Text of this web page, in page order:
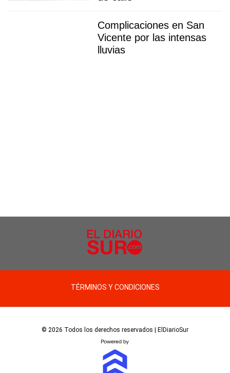
Complicaciones en San
Vicente por las intensas
lluvias
TÉRMINOS Y CONDICIONES
© 2026 Todos los derechos reservados | ElDiarioSur